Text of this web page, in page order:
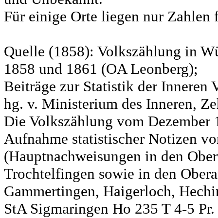
Für einige Orte liegen nur Zahlen
Quelle (1858): Volkszählung in
1858 und 1861 (OA Leonberg);
Beiträge zur Statistik der Inneren
hg. v. Ministerium des Inneren,
Die Volkszählung vom
Aufnahme statistischer Notizen
(Hauptnachweisungen in den
Trochtelfingen sowie in den
Gammertingen, Haigerloch,
StA Sigmaringen Ho 235 T 4-5